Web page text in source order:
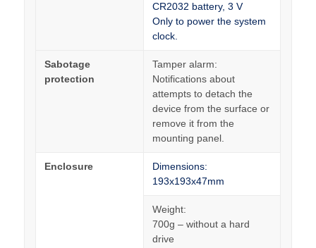
CR2032 battery, 3 V
Only to power the system
clock.
Sabotage
protection
Tamper alarm:
Notifications about
attempts to detach the
device from the surface or
remove it from the
mounting panel.
Enclosure
Dimensions:
193x193x47mm
Weight:
700g – without a hard
drive